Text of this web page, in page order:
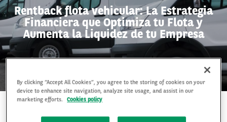
Rentback flota vehicular: La Estrategia
Financiera que Optimiza tu Flota y
Aumenta la Liquidez de tu Empresa
Sobre Arval
Servicios Al Conductor
Vehículos Usados
By clicking “Accept All Cookies”, you agree to the storing of cookies on your
device to enhance site navigation, analyze site usage, and assist in our
marketing efforts.
Cookies policy